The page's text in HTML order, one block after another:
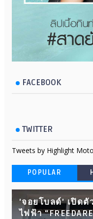
FACEBOOK
TWITTER
Tweets by Highlight
POPULAR
'จอยโบลด์' เปิดตั
ไฟฟ้า